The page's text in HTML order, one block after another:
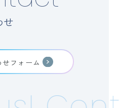
せ
フォーム